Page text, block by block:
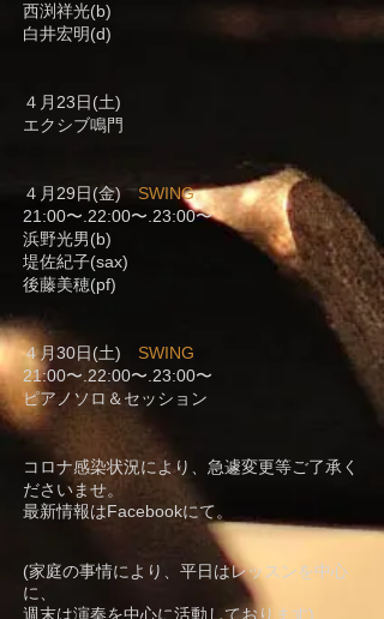
西渕祥光(b)
白井宏明(d)
４月23日(土)
エクシブ鳴門
４月29日(金)SWING
21:00〜.22:00〜.23:00〜
浜野光男(b)
堤佐紀子(sax)
後藤美穂(pf)
４月30日(土) SWING
21:00〜.22:00〜.23:00〜
ピアノソロ＆セッション
コロナ感染状況により、急遽変更等ご了承く
ださいませ。
最新情報はFacebookにて。
(家庭の事情により、平日はレッスンを中心
に、
週末は演奏を中心に活動しております)